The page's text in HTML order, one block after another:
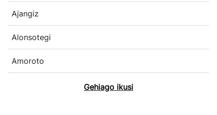
Ajangiz
Alonsotegi
Amoroto
Gehiago ikusi